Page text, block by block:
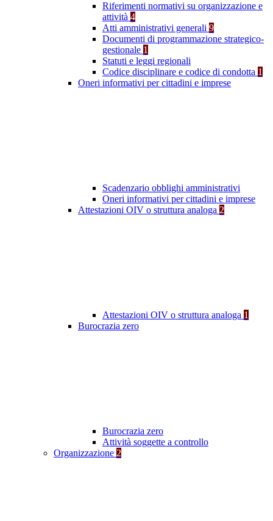
Riferimenti normativi su organizzazione e
attività 4
Atti amministrativi generali 9
Documenti di programmazione strategico-
gestionale 1
Statuti e leggi regionali
Codice disciplinare e codice di condotta 1
Oneri informativi per cittadini e imprese
Scadenzario obblighi amministrativi
Oneri informativi per cittadini e imprese
Attestazioni OIV o struttura analoga 2
Attestazioni OIV o struttura analoga 1
Burocrazia zero
Burocrazia zero
Attività soggette a controllo
Organizzazione 2